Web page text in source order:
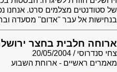
של סטודנטים מצלמים סרט. אנחנו
בנחישות אל עבר ''אדום'' מסעדה ובר
ארוחה חלבית בחצר
צחי סנדרוסי
20/05/2004
מאמרים ראשיים - ארוחת השבוע